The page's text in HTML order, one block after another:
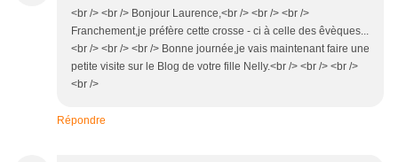
<br /> <br /> Bonjour Laurence,<br /> <br /> <br />
Franchement,je préfère cette crosse - ci à celle des êvèques...
<br /> <br /> <br /> Bonne journée,je vais maintenant faire une
petite visite sur le Blog de votre fille Nelly.<br /> <br /> <br />
<br />
Répondre